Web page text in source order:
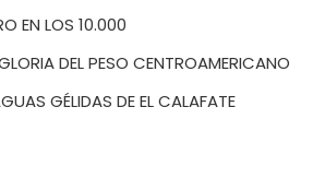
EN LOS 10.000
DEL PESO CENTROAMERICANO
GÉLIDAS DE EL CALAFATE